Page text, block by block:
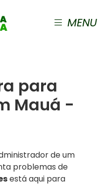
MENU
para
Mauá -
de um
problemas de
está aqui para